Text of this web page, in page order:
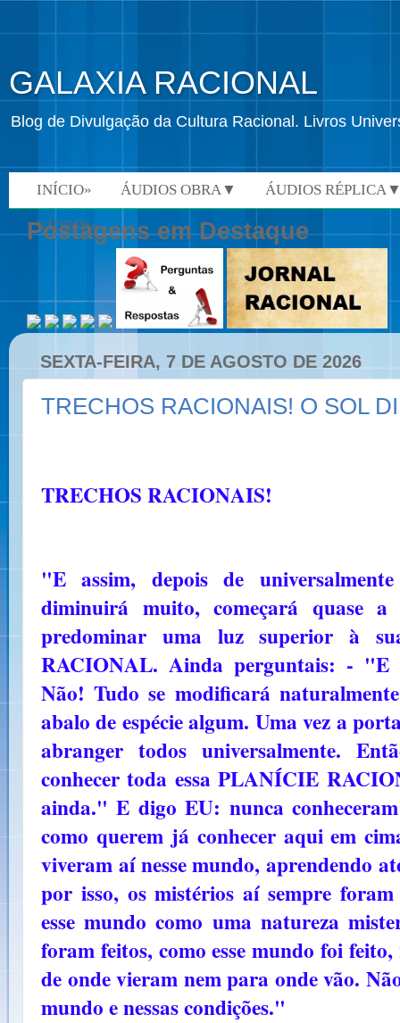
GALAXIA RACIONAL
Blog de Divulgação da Cultura Racional. Livros
INÍCIO» ÁUDIOS OBRA▼ ÁUDIOS
VÍDEOS»
Postagens em Destaque
SEXTA-FEIRA, 7 DE AGOSTO DE 2026
TRECHOS RACIONAIS! O SOL
TRECHOS RACIONAIS!
"E assim, depois de
diminuirá muito, começará quase
predominar uma luz superior à
RACIONAL. Ainda perguntais: - "E
Não! Tudo se modificará
abalo de espécie algum. Uma vez a
abranger todos universalmente.
conhecer toda essa PLANÍCIE
ainda." E digo EU: nunca
como querem já conhecer aqui em
viveram aí nesse mundo, aprendendo
por isso, os mistérios aí sempre
esse mundo como uma natureza
foram feitos, como esse mundo foi
de onde vieram nem para onde vão.
mundo e nessas condições."